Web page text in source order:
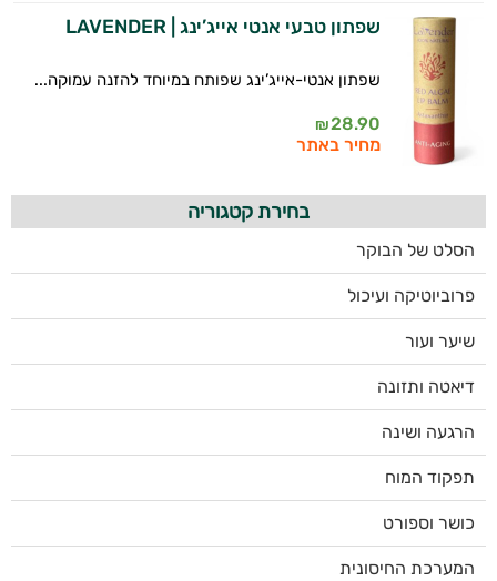
שפתון טבעי אנטי אייג’ינג | LAVENDER
שפתון אנטי-אייג’ינג שפותח במיוחד להזנה עמוקה...
28.90
₪
מחיר באתר
בחירת קטגוריה
הסלט של הבוקר
פרוביוטיקה ועיכול
שיער ועור
דיאטה ותזונה
הרגעה ושינה
תפקוד המוח
כושר וספורט
המערכת החיסונית